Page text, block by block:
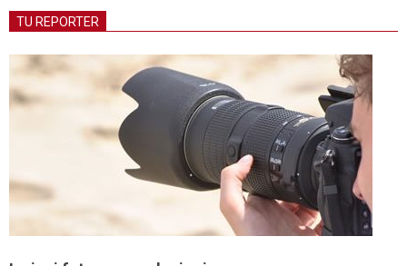
TU REPORTER